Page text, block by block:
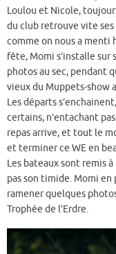
Loulou et Nicole,
du club retrouve vite
comme on nous a menti
fête, Momi s’installe sur
photos au sec, pendant
vieux du Muppets-show
Les départs
certains, n’entachant
repas arrive, et tout le
et terminer ce WE en
Les bateaux sont remis
pas son timide. Momi
ramener quelques
Trophée de l’Erdre.